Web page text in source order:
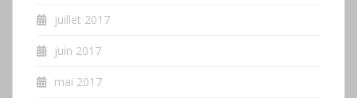
juillet 2017
juin 2017
mai 2017